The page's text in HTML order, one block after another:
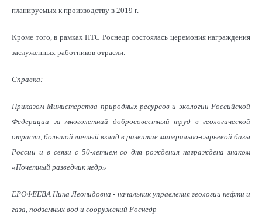
планируемых к производству в 2019 г.
Кроме того, в рамках НТС Роснедр состоялась церемония награждения
заслуженных работников отрасли.
Справка:
Приказом Министерства природных ресурсов и экологии Российской
Федерации за многолетний добросовестный труд в геологической
отрасли, большой личный вклад в развитие минерально-сырьевой базы
России и в связи с 50-летием со дня рождения награждена знаком
«Почетный разведчик недр»
ЕРОФЕЕВА Нина Леонидовна - начальник управления геологии нефти и
газа, подземных вод и сооружений Роснедр